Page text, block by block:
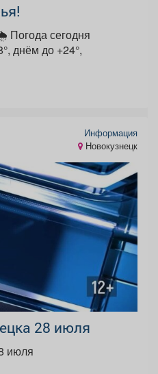
днём до +24°,
Информация
Новокузнецк
28 июля
июля